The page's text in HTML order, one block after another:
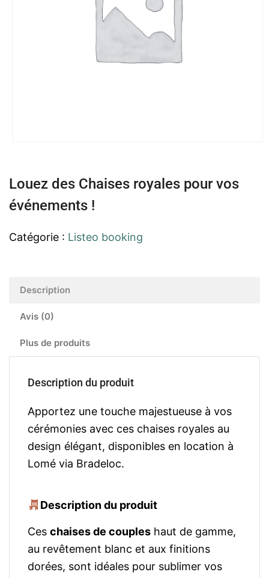
Louez des Chaises royales pour vos
événements !
Catégorie : Listeo booking
Description
Avis (0)
Plus de produits
Description du produit
Apportez une touche majestueuse à vos
cérémonies avec ces chaises royales au
design élégant, disponibles en location à
Lomé via Bradeloc.
Description du produit
Ces chaises de couples haut de gamme,
au revêtement blanc et aux finitions
dorées, sont idéales pour sublimer vos